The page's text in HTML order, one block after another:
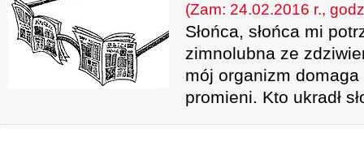
(Zam: 24.02.2016 r.,
Słońca, słońca mi
zimnolubna ze
mój organizm domaga
promieni. Kto ukradł